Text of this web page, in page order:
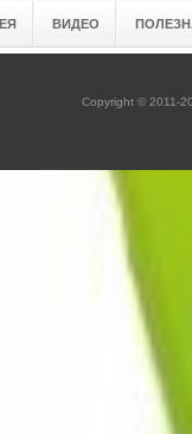
ВИДЕО
Copyright © 2011-